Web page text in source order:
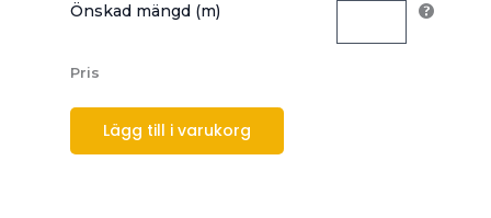
Önskad mängd (m)
Pris
Lägg till i varukorg